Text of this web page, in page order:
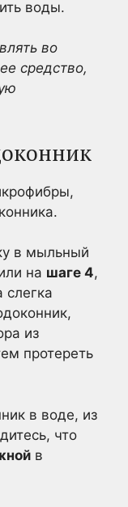
воды.
во
средство,
в мыльный
на шаге 4,
слегка
из
протереть
в воде, из
что
в